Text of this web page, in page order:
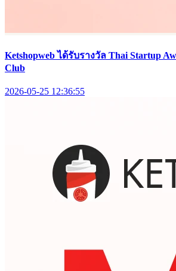
Ketshopweb ได้รับรางวัล Thai Startup
Club
2026-05-25 12:36:55